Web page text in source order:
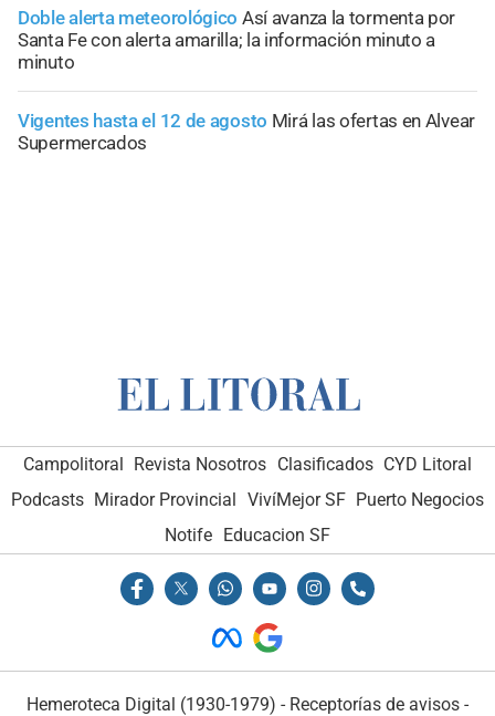
Doble alerta meteorológico Así avanza la tormenta por
Santa Fe con alerta amarilla; la información minuto a
minuto
Vigentes hasta el 12 de agosto Mirá las ofertas en Alvear
Supermercados
Campolitoral Revista Nosotros Clasificados CYD Litoral
Podcasts Mirador Provincial VivíMejor SF Puerto Negocios
Notife Educacion SF
Hemeroteca Digital (1930-1979) - Receptorías de avisos -